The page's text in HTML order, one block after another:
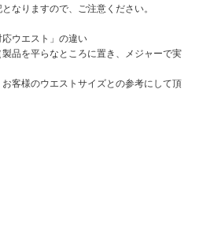
なりますので、ご注意ください。
ウエスト」の違い
製品を平らなところに置き、メジャーで実
お客様のウエストサイズとの参考にして頂